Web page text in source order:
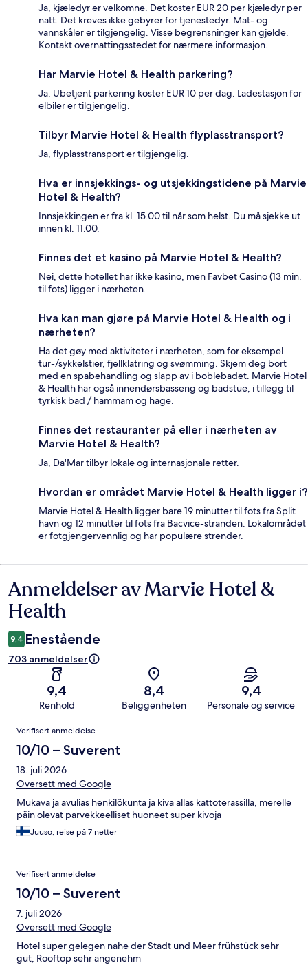
Ja, kjæledyr er velkomne. Det koster EUR 20 per kjæledyr per
natt. Det kreves ikke gebyrer for tjenestedyr. Mat- og
vannskåler er tilgjengelig. Visse begrensninger kan gjelde.
Kontakt overnattingsstedet for nærmere informasjon.
Har Marvie Hotel & Health parkering?
Ja. Ubetjent parkering koster EUR 10 per dag. Ladestasjon for
elbiler er tilgjengelig.
Tilbyr Marvie Hotel & Health flyplasstransport?
Ja, flyplasstransport er tilgjengelig.
Hva er innsjekkings- og utsjekkingstidene på Marvie
Hotel & Health?
Innsjekkingen er fra kl. 15.00 til når som helst. Du må sjekke ut
innen kl. 11.00.
Finnes det et kasino på Marvie Hotel & Health?
Nei, dette hotellet har ikke kasino, men Favbet Casino (13 min.
til fots) ligger i nærheten.
Hva kan man gjøre på Marvie Hotel & Health og i
nærheten?
Ha det gøy med aktiviteter i nærheten, som for eksempel
tur-/sykkelstier, fjellklatring og svømming. Skjem deg bort
med en spabehandling og slapp av i boblebadet. Marvie Hotel
& Health har også innendørsbasseng og badstue, i tillegg til
tyrkisk bad / hammam og hage.
Finnes det restauranter på eller i nærheten av
Marvie Hotel & Health?
Ja, Da'Mar tilbyr lokale og internasjonale retter.
Hvordan er området Marvie Hotel & Health ligger i?
Marvie Hotel & Health ligger bare 19 minutter til fots fra Split
havn og 12 minutter til fots fra Bacvice-stranden. Lokalområdet
er fotgjengervennlig og har populære strender.
Anmeldelser
Anmeldelser av Marvie Hotel &
Health
9,4 Enestående
703 anmeldelser
9,4
Renhold
8,4
Beliggenheten
9,4
Personale og service
Anmeldelser
Verifisert anmeldelse
10/10 – Suverent
18. juli 2026
Oversett med Google
Mukava ja avulias henkilökunta ja kiva allas kattoterassilla, merelle
päin olevat parvekkeelliset huoneet super kivoja
Juuso, reise på 7 netter
Verifisert anmeldelse
10/10 – Suverent
7. juli 2026
Oversett med Google
Hotel super gelegen nahe der Stadt und Meer frühstück sehr
gut, Rooftop sehr angenehm